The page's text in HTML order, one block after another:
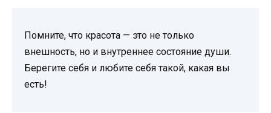
Помните, что красота — это не только
внешность, но и внутреннее состояние души.
Берегите себя и любите себя такой, какая вы
есть!